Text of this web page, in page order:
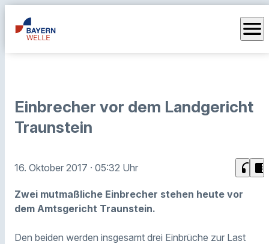
menu
Einbrecher vor dem Landgericht
Traunstein
16. Oktober 2017 · 05:32 Uhr headphones chrome_reader_mode
Zwei mutmaßliche Einbrecher stehen heute vor
dem Amtsgericht Traunstein.
Den beiden werden insgesamt drei Einbrüche zur Last